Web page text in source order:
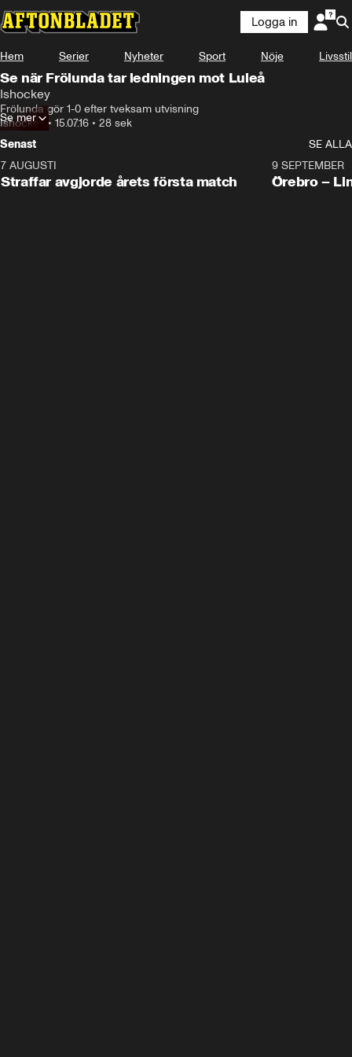
Logga in
Hem Serier Nyheter Sport Nöje Livsstil
Se när Frölunda tar ledningen mot Luleå
Ishockey
Frölunda gör 1-0 efter tveksam utvisning
Ishockey• 15.07.16 • 28 sek
Se mer
Senast
SE ALLA
7 AUGUSTI
Straffar avgjorde årets första match
Plus
9 SEPTEMBER
Örebro –